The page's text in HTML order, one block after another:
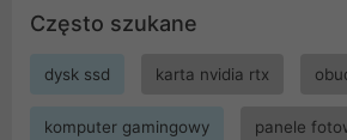
Często szukane
dysk ssd karta nvidia rtx
komputer gamingowy panele